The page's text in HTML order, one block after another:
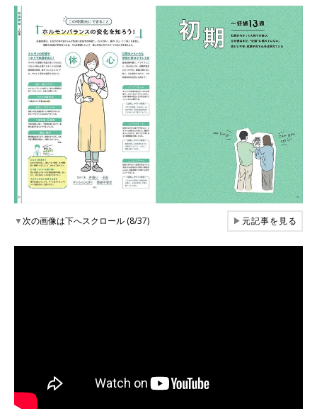
▼次の画像は下へスクロール (8/37) ▶元記事を見る